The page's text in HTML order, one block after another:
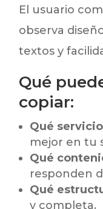
El usuario
observa
textos y
Qué
copiar:
Qué
mejor en tu
Qué
responden
Qué
y completa.